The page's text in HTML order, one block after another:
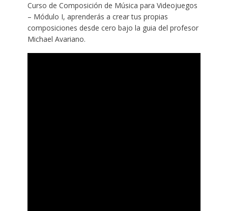
Curso de Composición de Música para Videojuegos
– Módulo I, aprenderás a crear tus propias
composiciones desde cero bajo la guia del profesor
Michael Avariano.